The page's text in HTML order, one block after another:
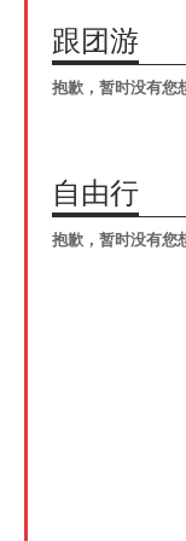
跟团游
抱歉，暂时没有您
自由行
抱歉，暂时没有您